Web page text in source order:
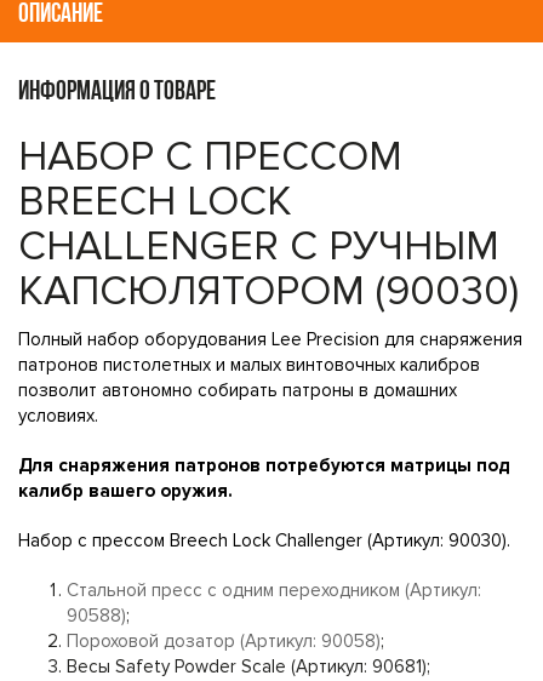
ОПИСАНИЕ
ИНФОРМАЦИЯ О ТОВАРЕ
НАБОР С ПРЕССОМ
BREECH LOCK
CHALLENGER C РУЧНЫМ
КАПСЮЛЯТОРОМ (90030)
Полный набор оборудования Lee Precision для снаряжения
патронов пистолетных и малых винтовочных калибров
позволит автономно собирать патроны в домашних
условиях.
Для снаряжения патронов потребуются матрицы под
калибр вашего оружия.
Набор с прессом Breech Lock Challenger (Артикул: 90030).
Стальной пресс с одним переходником (Артикул:
90588);
Пороховой дозатор (Артикул: 90058);
Весы Safety Powder Scale (Артикул: 90681);